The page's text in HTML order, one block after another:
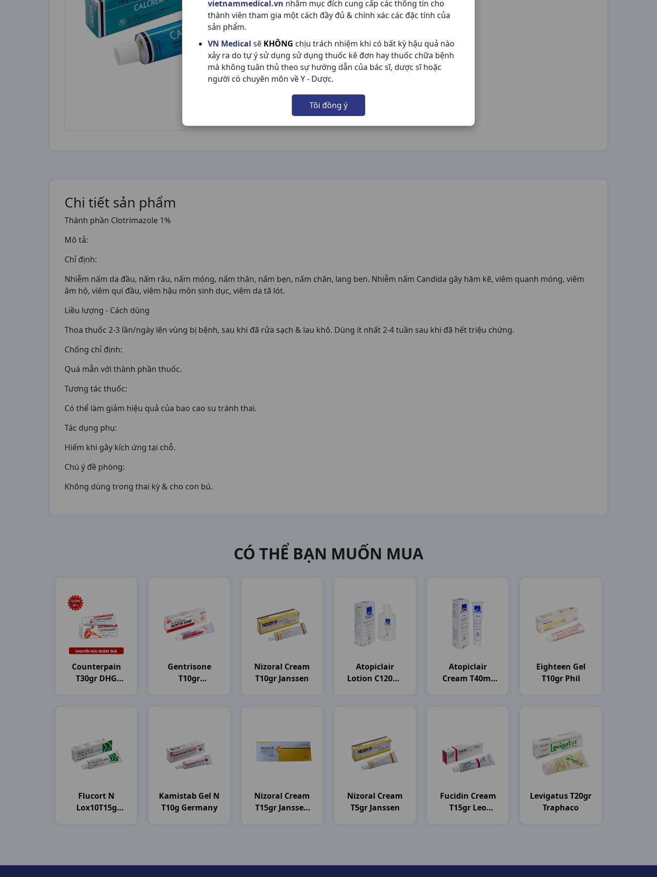
vietnammedical.vn nhằm mục đích cung cấp các thông tin cho
thành viên tham gia một cách đầy đủ & chính xác các đặc tính của
sản phẩm.
VN Medical sẽ KHÔNG chịu trách nhiệm khi có bất kỳ hậu quả nào
xảy ra do tự ý sử dụng sử dụng thuốc kê đơn hay thuốc chữa bệnh
mà không tuân thủ theo sự hướng dẫn của bác sĩ, dược sĩ hoặc
người có chuyên môn về Y - Dược.
Tôi đồng ý
Chi tiết sản phẩm
Thành phần Clotrimazole 1%
Mô tả:
Chỉ định:
Nhiễm nấm da đầu, nấm râu, nấm móng, nấm thân, nấm bẹn, nấm chân, lang ben. Nhiễm nấm Candida gây hăm kẽ, viêm quanh móng, viêm
âm hộ, viêm qui đầu, viêm hậu môn sinh dục, viêm da tã lót.
Liều lượng - Cách dùng
Thoa thuốc 2-3 lần/ngày lên vùng bị bệnh, sau khi đã rửa sạch & lau khô. Dùng ít nhất 2-4 tuần sau khi đã hết triệu chứng.
Chống chỉ định:
Quá mẫn với thành phần thuốc.
Tương tác thuốc:
Có thể làm giảm hiệu quả của bao cao su tránh thai.
Tác dụng phụ:
Hiếm khi gây kích ứng tại chỗ.
Chú ý đề phòng:
Không dùng trong thai kỳ & cho con bú.
CÓ THỂ BẠN MUỐN MUA
Counterpain
T30gr DHG
Gentrisone
T10gr
Nizoral Cream
T10gr Janssen
Atopiclair
Lotion C120ml
Atopiclair
Cream T40ml
Eighteen Gel
T10gr Phil
Flucort N
Lox10T15g
Kamistab Gel N
T10g Germany
Nizoral Cream
T15gr Janssen
Nizoral Cream
T5gr Janssen
Fucidin Cream
T15gr Leo
Levigatus T20gr
Traphaco